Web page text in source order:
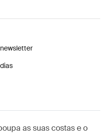
as suas costas e o